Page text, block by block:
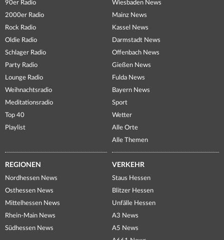
90er Radio
2000er Radio
Rock Radio
Oldie Radio
Schlager Radio
Party Radio
Lounge Radio
Weihnachtsradio
Meditationsradio
Top 40
Playlist
Wiesbaden News
Mainz News
Kassel News
Darmstadt News
Offenbach News
Gießen News
Fulda News
Bayern News
Sport
Wetter
Alle Orte
Alle Themen
REGIONEN
Nordhessen News
Osthessen News
Mittelhessen News
Rhein-Main News
Südhessen News
VERKEHR
Staus Hessen
Blitzer Hessen
Unfälle Hessen
A3 News
A5 News